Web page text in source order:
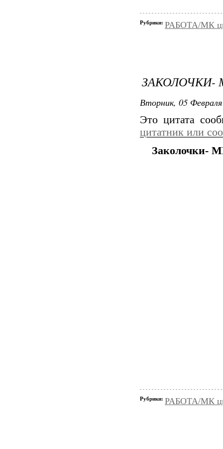
Рубрики: РАБОТА/МК
ЗАКОЛОЧКИ-
Вторник, 05
Это цитата
цитатник или
Заколочки-
Рубрики: РАБОТА/МК